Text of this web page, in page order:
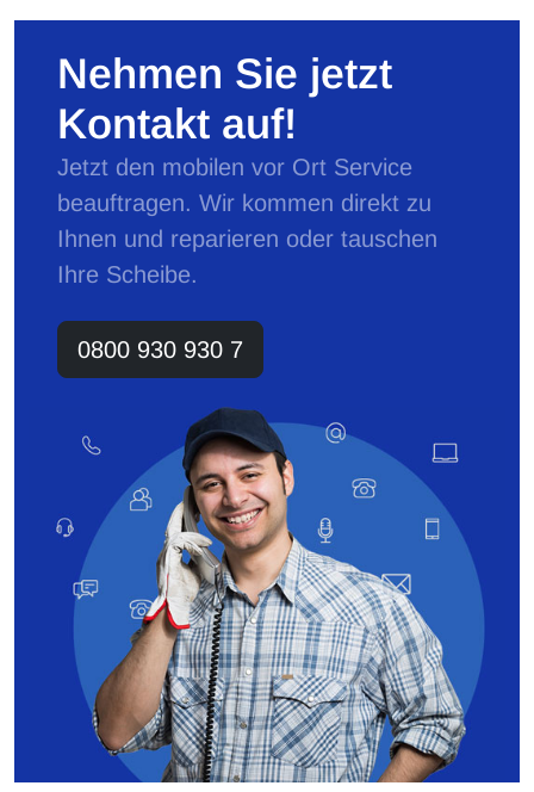
Nehmen Sie jetzt
Kontakt auf!
Jetzt den mobilen vor Ort Service
beauftragen. Wir kommen direkt zu
Ihnen und reparieren oder tauschen
Ihre Scheibe.
0800 930 930 7